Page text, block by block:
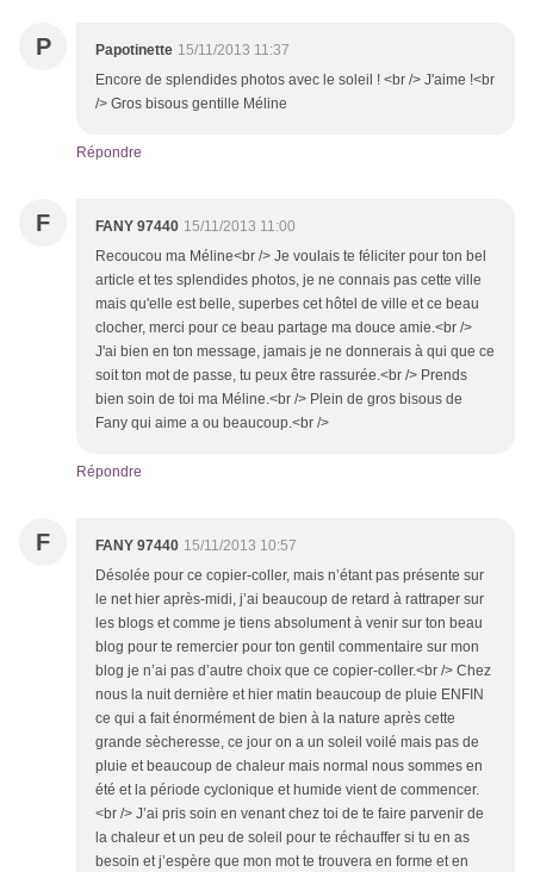
P Papotinette 15/11/2013 11:37
Encore de splendides photos avec le soleil ! <br /> J'aime !<br
/> Gros bisous gentille Méline
Répondre
F FANY 97440 15/11/2013 11:00
Recoucou ma Méline<br /> Je voulais te féliciter pour ton bel
article et tes splendides photos, je ne connais pas cette ville
mais qu'elle est belle, superbes cet hôtel de ville et ce beau
clocher, merci pour ce beau partage ma douce amie.<br />
J'ai bien en ton message, jamais je ne donnerais à qui que ce
soit ton mot de passe, tu peux être rassurée.<br /> Prends
bien soin de toi ma Méline.<br /> Plein de gros bisous de
Fany qui aime a ou beaucoup.<br />
Répondre
F FANY 97440 15/11/2013 10:57
Désolée pour ce copier-coller, mais n’étant pas présente sur
le net hier après-midi, j’ai beaucoup de retard à rattraper sur
les blogs et comme je tiens absolument à venir sur ton beau
blog pour te remercier pour ton gentil commentaire sur mon
blog je n’ai pas d’autre choix que ce copier-coller.<br /> Chez
nous la nuit dernière et hier matin beaucoup de pluie ENFIN
ce qui a fait énormément de bien à la nature après cette
grande sècheresse, ce jour on a un soleil voilé mais pas de
pluie et beaucoup de chaleur mais normal nous sommes en
été et la période cyclonique et humide vient de commencer.
<br /> J’ai pris soin en venant chez toi de te faire parvenir de
la chaleur et un peu de soleil pour te réchauffer si tu en as
besoin et j’espère que mon mot te trouvera en forme et en